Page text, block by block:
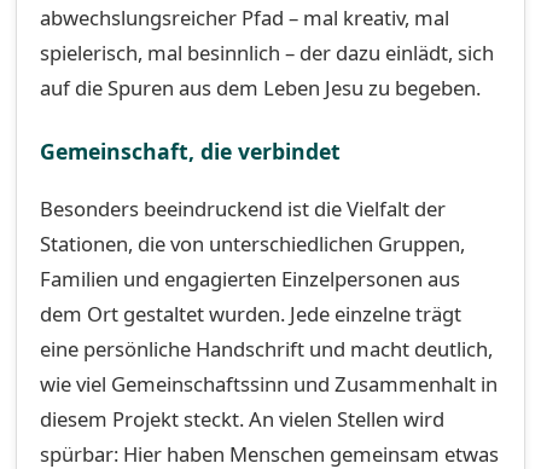
abwechslungsreicher Pfad – mal kreativ, mal
spielerisch, mal besinnlich – der dazu einlädt, sich
auf die Spuren aus dem Leben Jesu zu begeben.
Gemeinschaft, die verbindet
Besonders beeindruckend ist die Vielfalt der
Stationen, die von unterschiedlichen Gruppen,
Familien und engagierten Einzelpersonen aus
dem Ort gestaltet wurden. Jede einzelne trägt
eine persönliche Handschrift und macht deutlich,
wie viel Gemeinschaftssinn und Zusammenhalt in
diesem Projekt steckt. An vielen Stellen wird
spürbar: Hier haben Menschen gemeinsam etwas